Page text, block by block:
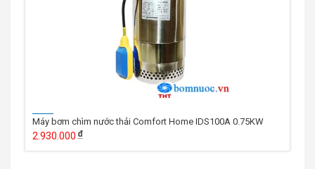
Máy bơm chìm nước thải Comfort Home IDS100A 0.75KW
2.930.000